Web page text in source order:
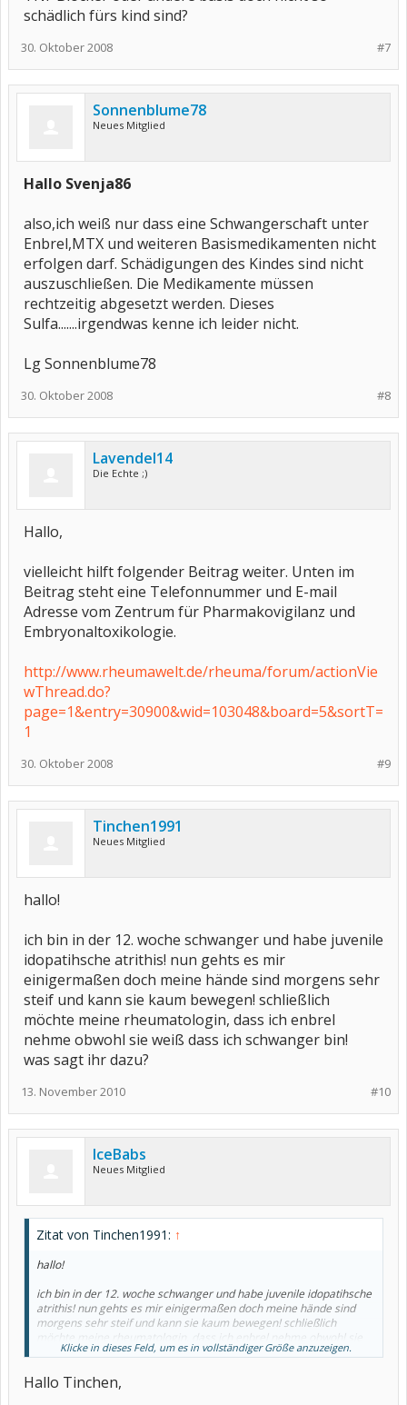
schädlich fürs kind sind?
#7
30. Oktober 2008
Sonnenblume78
Neues Mitglied
Hallo Svenja86
also,ich weiß nur dass eine Schwangerschaft unter
Enbrel,MTX und weiteren Basismedikamenten nicht
erfolgen darf. Schädigungen des Kindes sind nicht
auszuschließen. Die Medikamente müssen
rechtzeitig abgesetzt werden. Dieses
Sulfa.......irgendwas kenne ich leider nicht.
Lg Sonnenblume78
#8
30. Oktober 2008
Lavendel14
Die Echte ;)
Hallo,
vielleicht hilft folgender Beitrag weiter. Unten im
Beitrag steht eine Telefonnummer und E-mail
Adresse vom Zentrum für Pharmakovigilanz und
Embryonaltoxikologie.
http://www.rheumawelt.de/rheuma/forum/actionVie
wThread.do?
page=1&entry=30900&wid=103048&board=5&sortT=
1
#9
30. Oktober 2008
Tinchen1991
Neues Mitglied
hallo!
ich bin in der 12. woche schwanger und habe juvenile
idopatihsche atrithis! nun gehts es mir
einigermaßen doch meine hände sind morgens sehr
steif und kann sie kaum bewegen! schließlich
möchte meine rheumatologin, dass ich enbrel
nehme obwohl sie weiß dass ich schwanger bin!
was sagt ihr dazu?
#10
13. November 2010
IceBabs
Neues Mitglied
Zitat von Tinchen1991: ↑
hallo!
ich bin in der 12. woche schwanger und habe juvenile idopatihsche
atrithis! nun gehts es mir einigermaßen doch meine hände sind
morgens sehr steif und kann sie kaum bewegen! schließlich
möchte meine rheumatologin, dass ich enbrel nehme obwohl sie
weiß dass ich schwanger bin!
Klicke in dieses Feld, um es in vollständiger Größe anzuzeigen.
Hallo Tinchen,